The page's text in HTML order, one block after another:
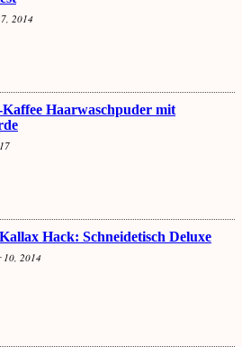
2014
Haarwaschpuder mit
Hack: Schneidetisch Deluxe
10, 2014